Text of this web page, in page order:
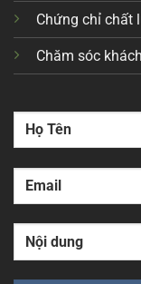
Chứng chỉ chất
Chăm sóc